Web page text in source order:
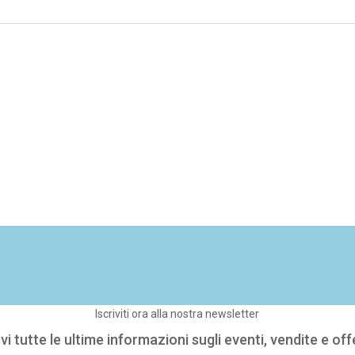
Iscriviti ora alla nostra newsletter
tutte le ultime informazioni sugli eventi, vendite e